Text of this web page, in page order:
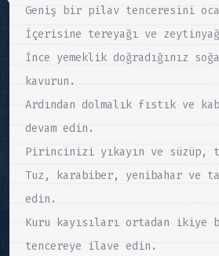
Geniş bir pilav tenceresini
İçerisine tereyağı ve
İnce yemeklik doğradığınız
kavurun.
Ardından dolmalık fıstık ve
devam edin.
Pirincinizi yıkayın ve süzüp,
Tuz, karabiber, yenibahar ve
edin.
Kuru kayısıları ortadan ikiye
tencereye ilave edin.